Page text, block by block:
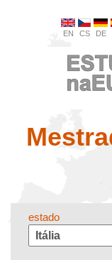
EN CS DE
estado